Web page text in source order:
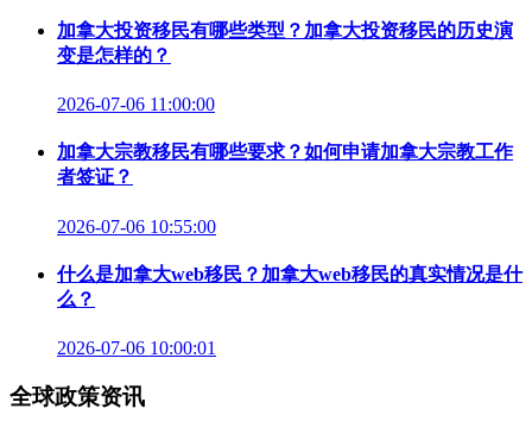
加拿大投资移民有哪些类型？加拿大投资移民的历史演
变是怎样的？
2026-07-06 11:00:00
加拿大宗教移民有哪些要求？如何申请加拿大宗教工作
者签证？
2026-07-06 10:55:00
什么是加拿大web移民？加拿大web移民的真实情况是什
么？
2026-07-06 10:00:01
全球政策资讯